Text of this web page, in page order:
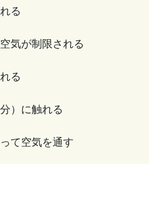
る
気が制限される
る
）に触れる
て空気を通す